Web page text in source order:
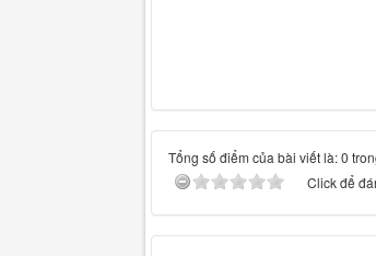
Tổng số điểm của bài viết là: 0
Click để